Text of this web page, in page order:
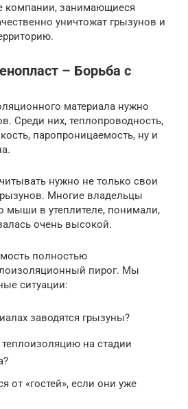
компании, занимающиеся
уничтожат грызунов и
– Борьба с
материала нужно
Среди них, теплопроводность,
паропроницаемость, ну и
нужно не только свои
Многие владельцы
мыши в утеплителе, понимали,
очень высокой.
полностью
пирог. Мы
ситуации:
заводятся грызуны?
на стадии
от «гостей», если они уже